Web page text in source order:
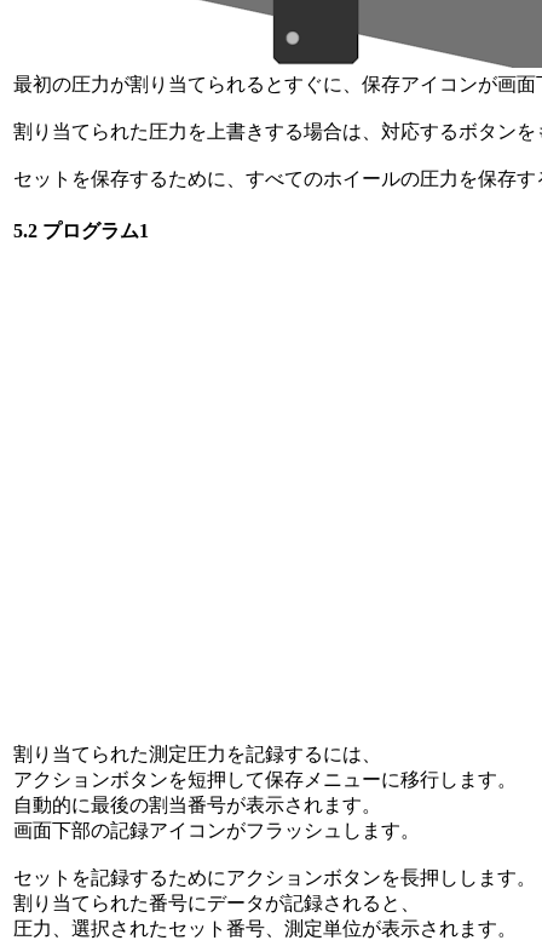
最初の圧力が割り当てられるとすぐに、保存アイコンが画
割り当てられた圧力を上書きする場合は、対応するボタン
セットを保存するために、すべてのホイールの圧力を保存
5.2 プログラム1
割り当てられた測定圧力を記録するには、
アクションボタンを短押して保存メニューに移行します。
自動的に最後の割当番号が表示されます。
画面下部の記録アイコンがフラッシュします。
セットを記録するためにアクションボタンを長押しします。
割り当てられた番号にデータが記録されると、
圧力、選択されたセット番号、測定単位が表示されます。